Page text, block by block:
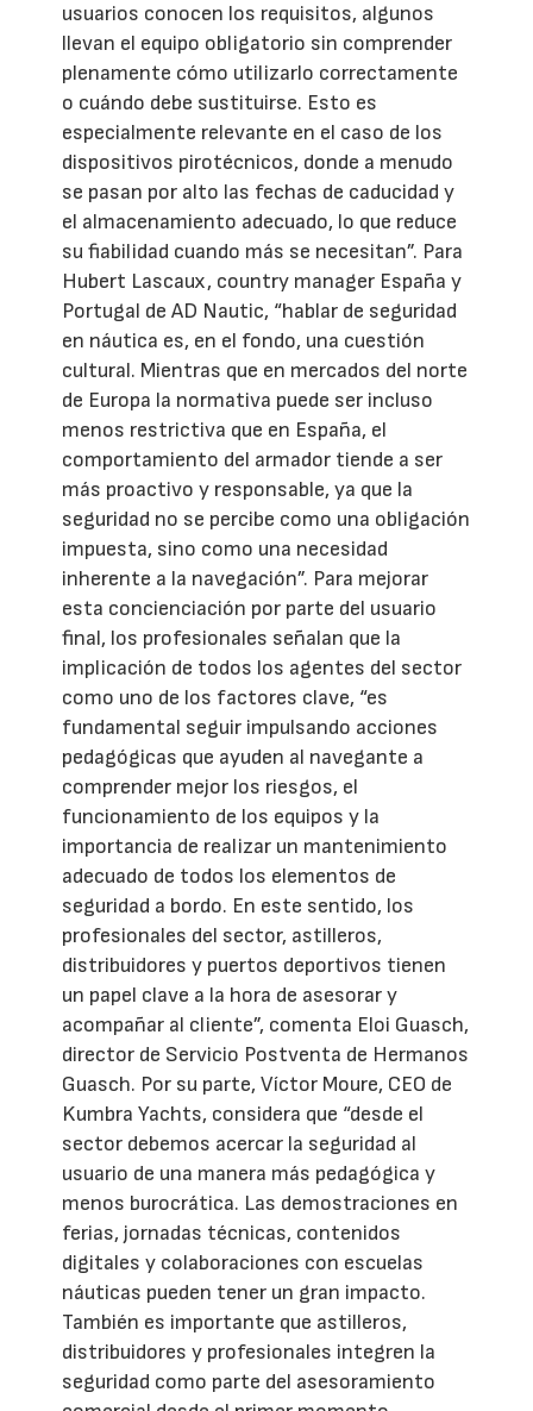
usuarios conocen los requisitos, algunos
llevan el equipo obligatorio sin comprender
plenamente cómo utilizarlo correctamente
o cuándo debe sustituirse. Esto es
especialmente relevante en el caso de los
dispositivos pirotécnicos, donde a menudo
se pasan por alto las fechas de caducidad y
el almacenamiento adecuado, lo que reduce
su fiabilidad cuando más se necesitan”. Para
Hubert Lascaux, country manager España y
Portugal de AD Nautic, “hablar de seguridad
en náutica es, en el fondo, una cuestión
cultural. Mientras que en mercados del norte
de Europa la normativa puede ser incluso
menos restrictiva que en España, el
comportamiento del armador tiende a ser
más proactivo y responsable, ya que la
seguridad no se percibe como una obligación
impuesta, sino como una necesidad
inherente a la navegación”. Para mejorar
esta concienciación por parte del usuario
final, los profesionales señalan que la
implicación de todos los agentes del sector
como uno de los factores clave, “es
fundamental seguir impulsando acciones
pedagógicas que ayuden al navegante a
comprender mejor los riesgos, el
funcionamiento de los equipos y la
importancia de realizar un mantenimiento
adecuado de todos los elementos de
seguridad a bordo. En este sentido, los
profesionales del sector, astilleros,
distribuidores y puertos deportivos tienen
un papel clave a la hora de asesorar y
acompañar al cliente”, comenta Eloi Guasch,
director de Servicio Postventa de Hermanos
Guasch. Por su parte, Víctor Moure, CEO de
Kumbra Yachts, considera que “desde el
sector debemos acercar la seguridad al
usuario de una manera más pedagógica y
menos burocrática. Las demostraciones en
ferias, jornadas técnicas, contenidos
digitales y colaboraciones con escuelas
náuticas pueden tener un gran impacto.
También es importante que astilleros,
distribuidores y profesionales integren la
seguridad como parte del asesoramiento